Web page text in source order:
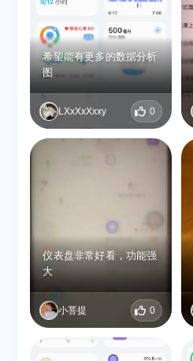
希望能有更多的数据分析
图
LXxXxXxxy 0
仪表盘非常好看，功能强
大
小菩提 0